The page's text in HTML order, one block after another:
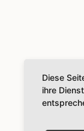
Diese
ihre